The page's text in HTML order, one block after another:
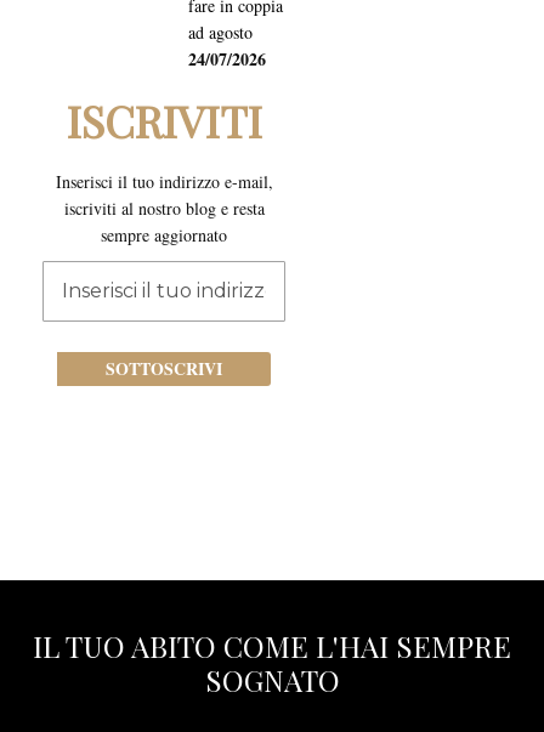
fare in coppia
ad agosto
24/07/2026
ISCRIVITI
Inserisci il tuo indirizzo e-mail,
iscriviti al nostro blog e resta
sempre aggiornato
alla
nostra
newsletter:
SOTTOSCRIVI
IL TUO ABITO COME L'HAI SEMPRE
SOGNATO